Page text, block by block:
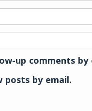
up comments by
by email.